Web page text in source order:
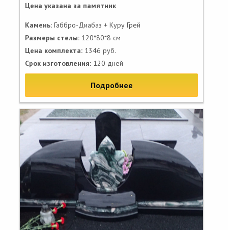
Цена указана за памятник
Камень: Габбро-Диабаз + Куру Грей
Размеры стелы: 120*80*8 см
Цена комплекта: 1346 руб.
Срок изготовления: 120 дней
Подробнее